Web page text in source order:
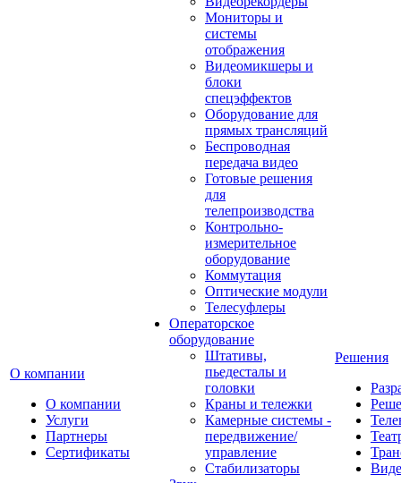
О компании
О компании
Услуги
Партнеры
Сертификаты
Мониторы и
системы
отображения
Видеомикшеры и
блоки
спецэффектов
Оборудование для
прямых трансляций
Беспроводная
передача видео
Готовые решения
для
телепроизводства
Контрольно-
измерительное
оборудование
Коммутация
Оптические модули
Телесуфлеры
Операторское
оборудование
Штативы,
пьедесталы и
головки
Краны и тележки
Камерные системы -
передвижение/
управление
Стабилизаторы
Решения